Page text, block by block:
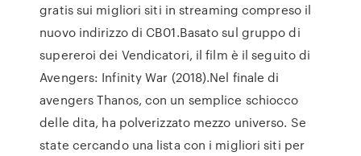
gratis sui migliori siti in streaming compreso il
nuovo indirizzo di CB01.Basato sul gruppo di
supereroi dei Vendicatori, il film è il seguito di
Avengers: Infinity War (2018).Nel finale di
avengers Thanos, con un semplice schiocco
delle dita, ha polverizzato mezzo universo. Se
state cercando una lista con i migliori siti per